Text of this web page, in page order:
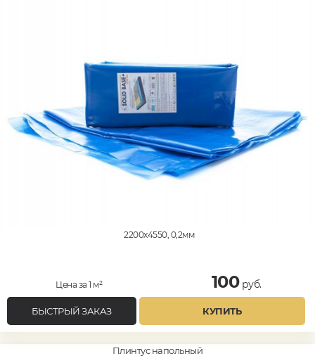
2200x4550, 0,2мм
Цена за 1 м² 100руб.
БЫСТРЫЙ ЗАКАЗ КУПИТЬ
Плинтус напольный